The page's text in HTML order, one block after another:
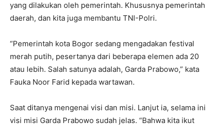
yang dilakukan oleh pemerintah. Khususnya pemerintah
daerah, dan kita juga membantu TNI-Polri.
“Pemerintah kota Bogor sedang mengadakan festival
merah putih, pesertanya dari beberapa elemen ada 20
atau lebih. Salah satunya adalah, Garda Prabowo,” kata
Fauka Noor Farid kepada wartawan.
Saat ditanya mengenai visi dan misi. Lanjut ia, selama ini
visi misi Garda Prabowo sudah jelas. “Bahwa kita ikut